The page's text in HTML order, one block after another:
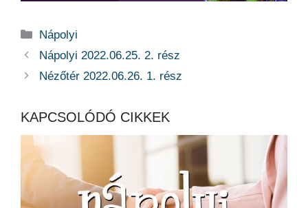
Kategória
Nápolyi
Nápolyi 2022.06.25. 2. rész
Nézőtér 2022.06.26. 1. rész
KAPCSOLÓDÓ CIKKEK